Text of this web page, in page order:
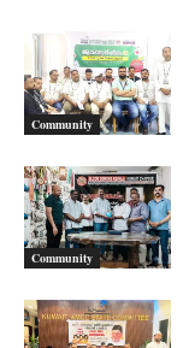
Community
Community